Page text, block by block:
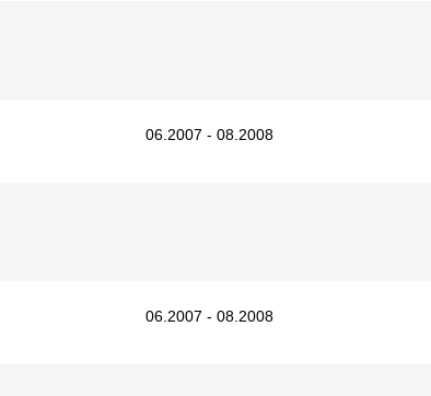
06.2007 - 08.2008
06.2007 - 08.2008